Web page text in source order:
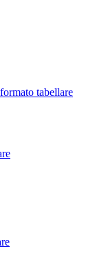
tabellare